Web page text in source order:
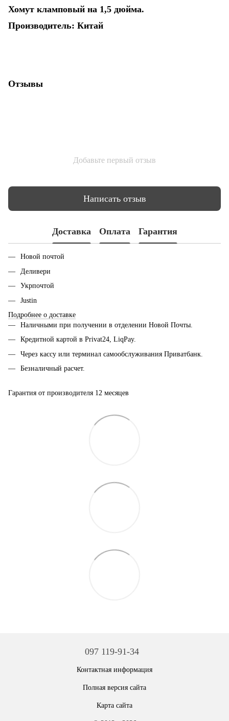
Хомут кламповый на 1,5 дюйма.
Производитель: Китай
Отзывы
Добавьте первый отзыв
Написать отзыв
Доставка Оплата Гарантия
Новой почтой
Деливери
Укрпочтой
Justin
Подробнее о доставке
Наличными при получении в отделении Новой Почты.
Кредитной картой в Privat24, LiqPay.
Через кассу или терминал самообслуживания Приватбанк.
Безналичный расчет.
Гарантия от производителя 12 месяцев
097 119-91-34
Контактная информация
Полная версия сайта
Карта сайта